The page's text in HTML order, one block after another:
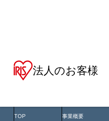
法人のお客様
TOP 事業概要